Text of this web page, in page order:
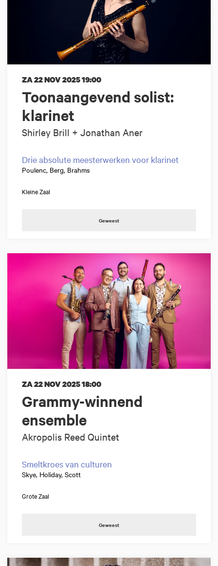
Toonaangevend solist:
klarinet
Shirley Brill + Jonathan Aner
ZA 22 NOV 202519:00
Drie absolute meesterwerken voor klarinet
Poulenc, Berg, Brahms
Kleine Zaal
Geweest
Grammy-winnend
ensemble
Akropolis Reed Quintet
ZA 22 NOV 202518:00
Smeltkroes van culturen
Skye, Holiday, Scott
Grote Zaal
Geweest